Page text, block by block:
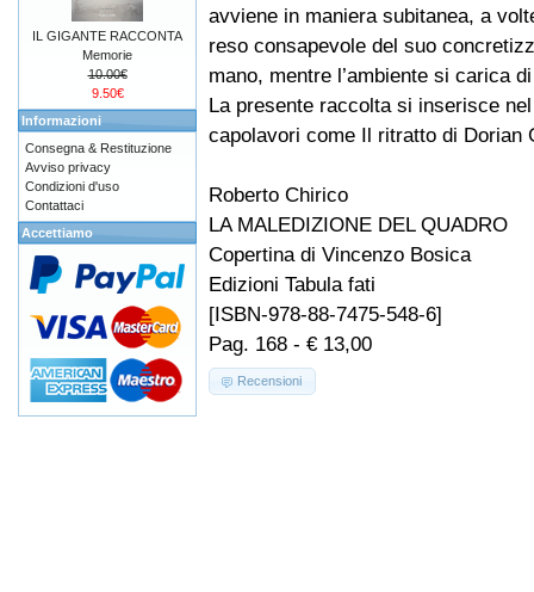
avviene in maniera subitanea, a
reso consapevole del suo
mano, mentre l’ambiente si carica
La presente raccolta si inserisce
capolavori come Il ritratto di Dorian
Roberto Chirico
LA MALEDIZIONE DEL QUADRO
Copertina di Vincenzo Bosica
Edizioni Tabula fati
[ISBN-978-88-7475-548-6]
Pag. 168 - € 13,00
Recensioni
IL GIGANTE RACCONTA
Memorie
10.00€
9.50€
Informazioni
Consegna & Restituzione
Avviso privacy
Condizioni d'uso
Contattaci
Accettiamo